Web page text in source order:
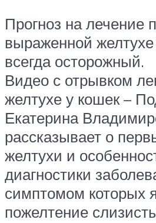
Прогноз на лечение
выраженной
всегда осторожный.
Видео с отрывком
желтухе у кошек –
Екатерина
рассказывает о
желтухи и
диагностики
симптомом которых
пожелтение